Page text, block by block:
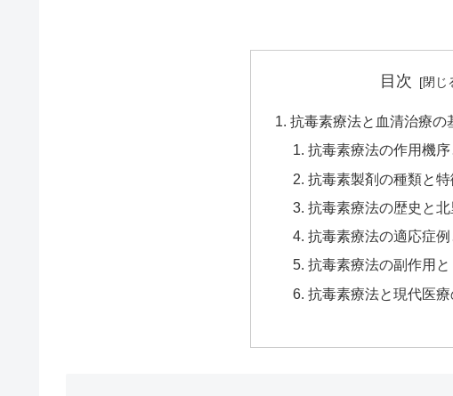
目次
抗毒素療法と血清治療の
抗毒素療法の作用機
抗毒素製剤の種類と特
抗毒素療法の歴史と
抗毒素療法の適応症
抗毒素療法の副作用
抗毒素療法と現代医